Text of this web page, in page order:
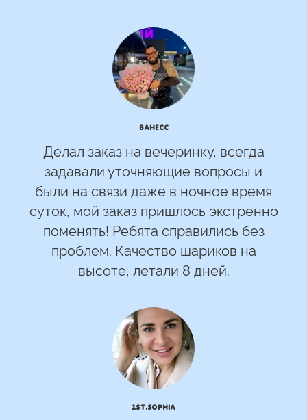
Ванесс
Делал заказ на вечеринку, всегда
задавали уточняющие вопросы и
были на связи даже в ночное время
суток, мой заказ пришлось экстренно
поменять! Ребята справились без
проблем. Качество шариков на
высоте, летали 8 дней.
1st.Sophia